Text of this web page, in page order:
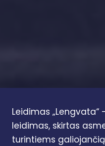
Leidimas „Lengvata“
leidimas, skirtas
turintiems